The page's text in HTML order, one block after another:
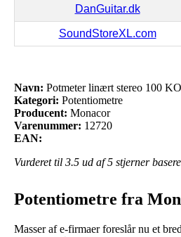
DanGuitar.dk
SoundStoreXL.com
Navn: Potmeter linært stereo 100
Kategori: Potentiometre
Producent: Monacor
Varenummer: 12720
EAN:
Vurderet til 3.5 ud af 5 stjerner
Potentiometre fra
Masser af e-firmaer foreslår nu et